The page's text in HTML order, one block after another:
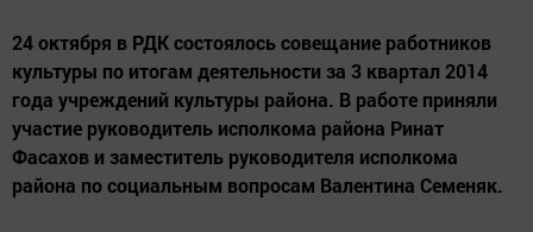
24 октября в РДК состоялось совещание работников
культуры по итогам деятельности за 3 квартал 2014
года учреждений культуры района. В работе приняли
участие руководитель исполкома района Ринат
Фасахов и заместитель руководителя исполкома
района по социальным вопросам Валентина Семеняк.